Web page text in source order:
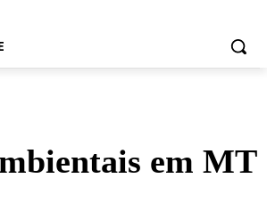
em MT